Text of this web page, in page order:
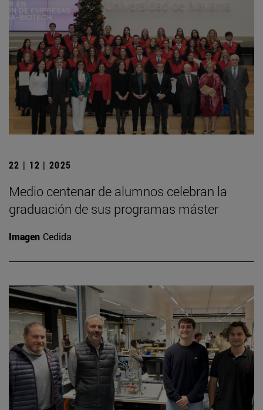
22 | 12 | 2025
Medio centenar de alumnos celebran la
graduación de sus programas máster
Imagen Cedida